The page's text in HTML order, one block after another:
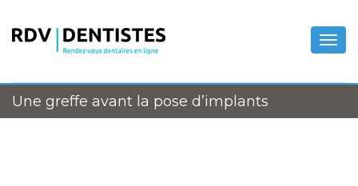
Une greffe avant la pose d’implants